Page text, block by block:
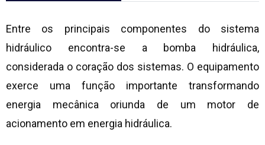
Entre os principais componentes do sistema
hidráulico encontra-se a bomba hidráulica,
considerada o coração dos sistemas. O equipamento
exerce uma função importante transformando
energia mecânica oriunda de um motor de
acionamento em energia hidráulica.